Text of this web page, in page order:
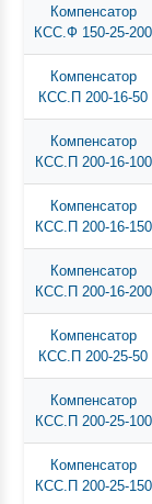
Компенсатор
КСС.Ф 150-25-200
Компенсатор
КСС.П 200-16-50
Компенсатор
КСС.П 200-16-100
Компенсатор
КСС.П 200-16-150
Компенсатор
КСС.П 200-16-200
Компенсатор
КСС.П 200-25-50
Компенсатор
КСС.П 200-25-100
Компенсатор
КСС.П 200-25-150